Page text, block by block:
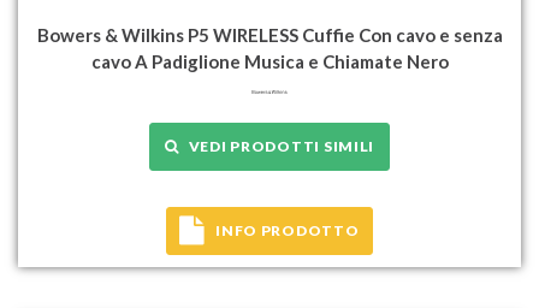
Bowers & Wilkins P5 WIRELESS Cuffie Con cavo e senza
cavo A Padiglione Musica e Chiamate Nero
VEDI PRODOTTI SIMILI
INFO PRODOTTO